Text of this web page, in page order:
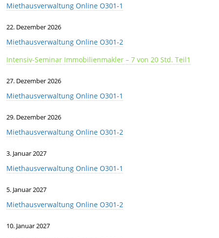
Miethausverwaltung Online O301-1
22. Dezember 2026
Miethausverwaltung Online O301-2
Intensiv-Seminar Immobilienmakler – 7 von 20 Std. Teil1
27. Dezember 2026
Miethausverwaltung Online O301-1
29. Dezember 2026
Miethausverwaltung Online O301-2
3. Januar 2027
Miethausverwaltung Online O301-1
5. Januar 2027
Miethausverwaltung Online O301-2
10. Januar 2027